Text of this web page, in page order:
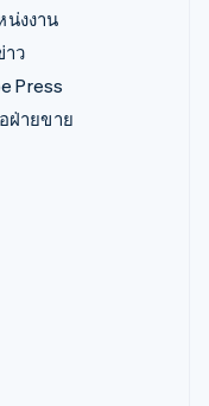
น่งงาน
ว
Press
ฝ่ายขาย